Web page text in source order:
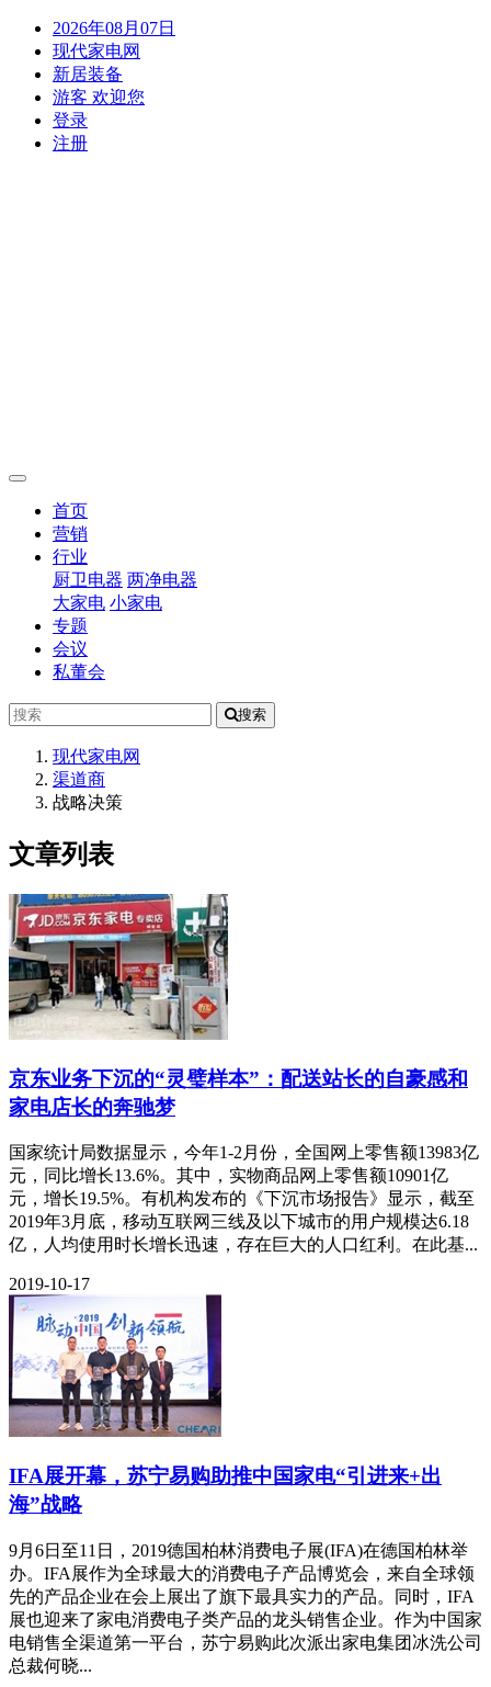
2026年08月07日
现代家电网
新居装备
游客 欢迎您
登录
注册
首页(current)
营销
行业
厨卫电器 两净电器
大家电 小家电
专题
会议
私董会
搜索
现代家电网
渠道商
战略决策
文章列表
京东业务下沉的“灵璧样本”：配送站长的自豪感和
家电店长的奔驰梦
国家统计局数据显示，今年1-2月份，全国网上零售额13983亿
元，同比增长13.6%。其中，实物商品网上零售额10901亿
元，增长19.5%。有机构发布的《下沉市场报告》显示，截至
2019年3月底，移动互联网三线及以下城市的用户规模达6.18
亿，人均使用时长增长迅速，存在巨大的人口红利。在此基...
2019-10-17
IFA展开幕，苏宁易购助推中国家电“引进来+出
海”战略
9月6日至11日，2019德国柏林消费电子展(IFA)在德国柏林举
办。IFA展作为全球最大的消费电子产品博览会，来自全球领
先的产品企业在会上展出了旗下最具实力的产品。同时，IFA
展也迎来了家电消费电子类产品的龙头销售企业。作为中国家
电销售全渠道第一平台，苏宁易购此次派出家电集团冰洗公司
总裁何晓...